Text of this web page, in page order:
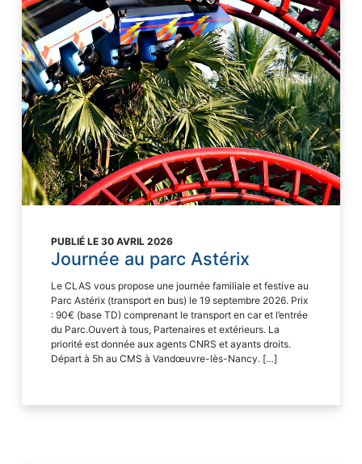
PUBLIÉ LE 30 AVRIL 2026
Journée au parc Astérix
Le CLAS vous propose une journée familiale et festive au
Parc Astérix (transport en bus) le 19 septembre 2026. Prix
: 90€ (base TD) comprenant le transport en car et l’entrée
du Parc.Ouvert à tous, Partenaires et extérieurs. La
priorité est donnée aux agents CNRS et ayants droits.
Départ à 5h au CMS à Vandœuvre-lès-Nancy. […]